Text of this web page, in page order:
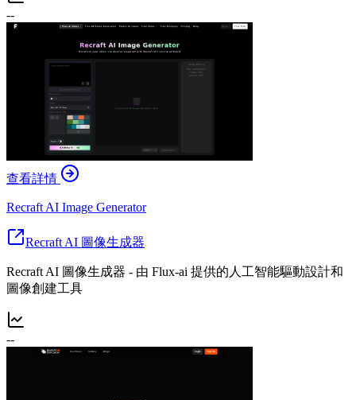
--
查看詳情
Recraft AI Image Generator
Recraft AI 圖像生成器
Recraft AI 圖像生成器 - 由 Flux-ai 提供的人工智能驅動設計和
圖像創建工具
--